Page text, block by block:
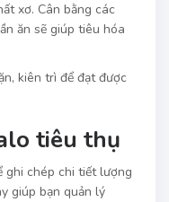
xơ. Cân bằng các
ăn sẽ giúp tiêu hóa
kiên trì để đạt được
tiêu thụ
ghi chép chi tiết lượng
giúp bạn quản lý